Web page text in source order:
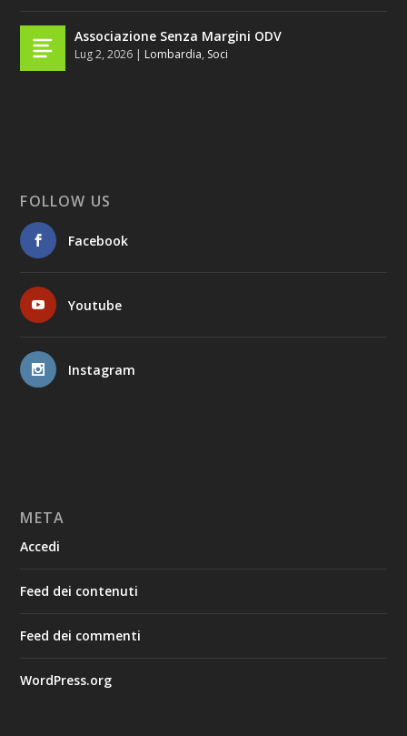
Associazione Senza Margini ODV
Lug 2, 2026 | Lombardia, Soci
FOLLOW US
Facebook
Youtube
Instagram
META
Accedi
Feed dei contenuti
Feed dei commenti
WordPress.org